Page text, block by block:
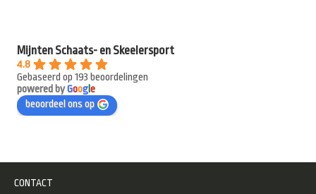
Mijnten Schaats- en Skeelersport
4.8
Gebaseerd op 193 beoordelingen
powered byGooge
beoordeel ons op
CONTACT